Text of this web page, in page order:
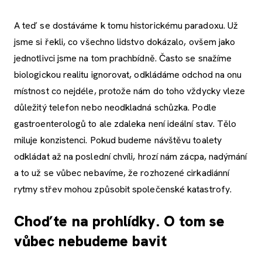
A teď se dostáváme k tomu historickému paradoxu. Už
jsme si řekli, co všechno lidstvo dokázalo, ovšem jako
jednotlivci jsme na tom prachbídně. Často se snažíme
biologickou realitu ignorovat, odkládáme odchod na onu
místnost co nejdéle, protože nám do toho vždycky vleze
důležitý telefon nebo neodkladná schůzka. Podle
gastroenterologů to ale zdaleka není ideální stav. Tělo
miluje konzistenci. Pokud budeme návštěvu toalety
odkládat až na poslední chvíli, hrozí nám zácpa, nadýmání
a to už se vůbec nebavíme, že rozhozené cirkadiánní
rytmy střev mohou způsobit společenské katastrofy.
Choďte na prohlídky. O tom se
vůbec nebudeme bavit